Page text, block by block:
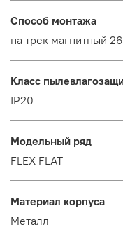
Способ монтажа
на трек магнитный
Класс
IP20
Модельный ряд
FLEX FLAT
Материал корпуса
Металл